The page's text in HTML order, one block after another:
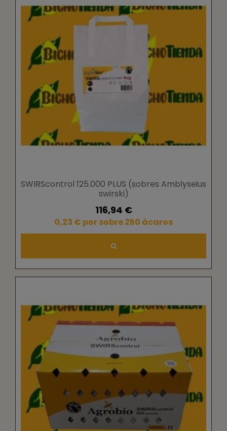
SWIRScontrol 125.000 PLUS (sobres Amblyseius
swirski)
116,94 €
0,23 € por sobre 250 ácaros